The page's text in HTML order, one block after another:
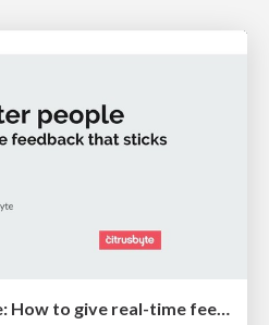
Building Better People: How to give real-time feedback that sticks.